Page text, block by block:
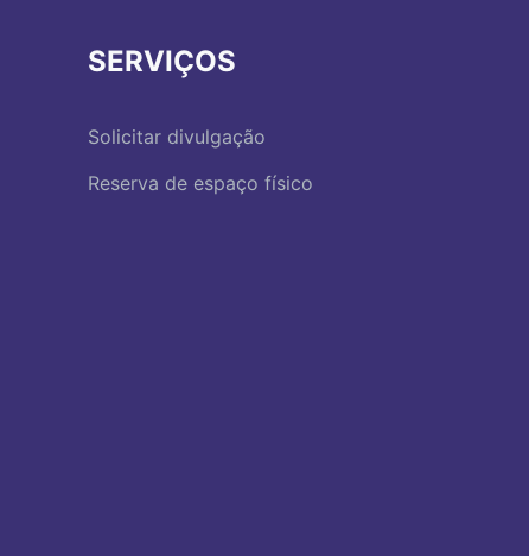
SERVIÇOS
Solicitar divulgação
Reserva de espaço físico